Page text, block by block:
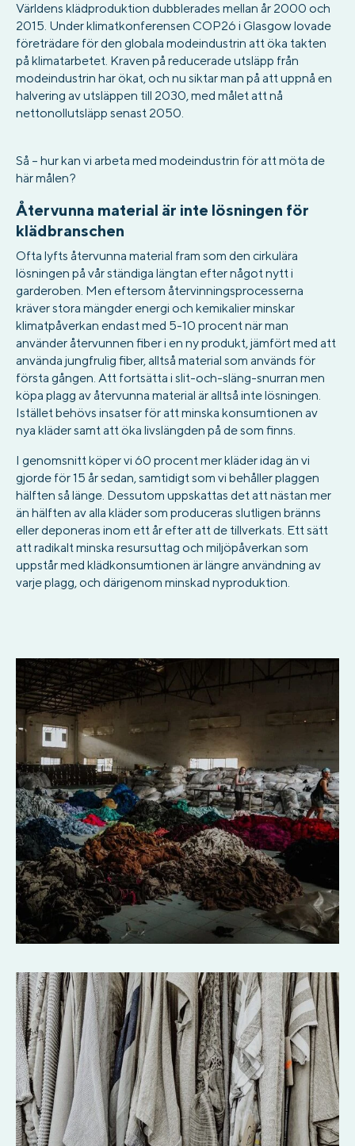
Världens klädproduktion dubblerades mellan år 2000 och
2015. Under klimatkonferensen COP26 i Glasgow lovade
företrädare för den globala modeindustrin att öka takten
på klimatarbetet. Kraven på reducerade utsläpp från
modeindustrin har ökat, och nu siktar man på att uppnå en
halvering av utsläppen till 2030, med målet att nå
nettonollutsläpp senast 2050.
Så – hur kan vi arbeta med modeindustrin för att möta de
här målen?
Återvunna material är inte lösningen för
klädbranschen
Ofta lyfts återvunna material fram som den cirkulära
lösningen på vår ständiga längtan efter något nytt i
garderoben. Men eftersom återvinningsprocesserna
kräver stora mängder energi och kemikalier minskar
klimatpåverkan endast med 5-10 procent när man
använder återvunnen fiber i en ny produkt, jämfört med att
använda jungfrulig fiber, alltså material som används för
första gången. Att fortsätta i slit-och-släng-snurran men
köpa plagg av återvunna material är alltså inte lösningen.
Istället behövs insatser för att minska konsumtionen av
nya kläder samt att öka livslängden på de som finns.
I genomsnitt köper vi 60 procent mer kläder idag än vi
gjorde för 15 år sedan, samtidigt som vi behåller plaggen
hälften så länge. Dessutom uppskattas det att nästan mer
än hälften av alla kläder som produceras slutligen bränns
eller deponeras inom ett år efter att de tillverkats. Ett sätt
att radikalt minska resursuttag och miljöpåverkan som
uppstår med klädkonsumtionen är längre användning av
varje plagg, och därigenom minskad nyproduktion.